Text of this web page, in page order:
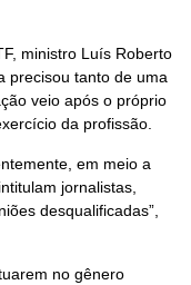
ministro Luís Roberto
precisou tanto de uma
veio após o próprio
da profissão.
em meio a
jornalistas,
desqualificadas”,
no gênero